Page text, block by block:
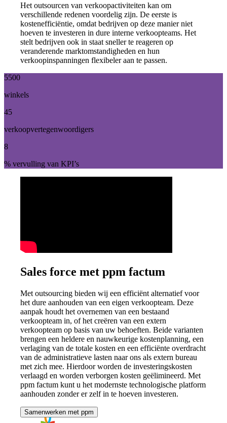
Het outsourcen van verkoopactiviteiten kan om
verschillende redenen voordelig zijn. De eerste is
kostenefficiëntie, omdat bedrijven op deze manier niet
hoeven te investeren in dure interne verkoopteams. Het
stelt bedrijven ook in staat sneller te reageren op
veranderende marktomstandigheden en hun
verkoopinspanningen flexibeler aan te passen.
5500
winkels
45
verkoopvertegenwoordigers
8
% vervulling van KPI’s
Sales force met ppm factum
Met outsourcing bieden wij een efficiënt alternatief voor
het dure aanhouden van een eigen verkoopteam. Deze
aanpak houdt het overnemen van een bestaand
verkoopteam in, of het creëren van een extern
verkoopteam op basis van uw behoeften. Beide varianten
brengen een heldere en nauwkeurige kostenplanning, een
verlaging van de totale kosten en een efficiënte overdracht
van de administratieve lasten naar ons als extern bureau
met zich mee. Hierdoor worden de investeringskosten
verlaagd en worden verborgen kosten geëlimineerd. Met
ppm factum kunt u het modernste technologische platform
aanhouden zonder er zelf in te hoeven investeren.
Samenwerken met ppm